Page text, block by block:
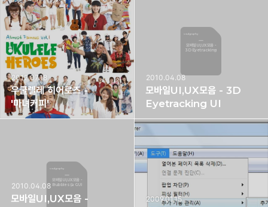
2012.07.18
우쿨렐레 히어로즈 -
'마녀커피'
2010.04.08
모바일UI,UX모음 - 3D
Eyetracking UI
모바일UI,UX모음 -
3D Eyetracking
soulgraphy
2010.04.08
모바일UI,UX모음 -
모바일UI,UX모음 -
Bubbles (a GUI
touchscreen
mobiles)
soulgraphy
2009.01.15